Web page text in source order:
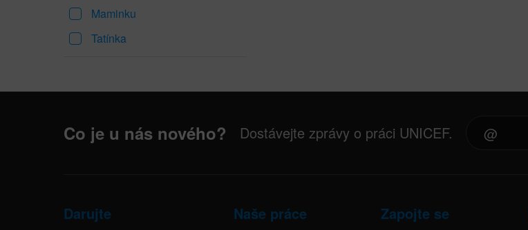
Maminku
Tatínka
Co je u nás nového? Dostávejte zprávy o práci UNICEF.
Darujte Naše práce Zapojte se